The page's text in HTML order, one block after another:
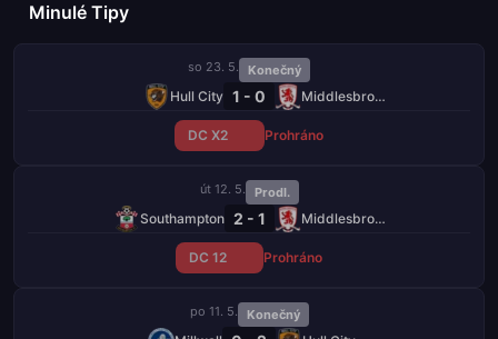
Minulé Tipy
so 23. 5. Konečný
Hull City 1 - 0 Middlesbrough
DC X2 Prohráno
út 12. 5. Prodl.
Southampton 2 - 1 Middlesbrough
DC 12 Prohráno
po 11. 5. Konečný